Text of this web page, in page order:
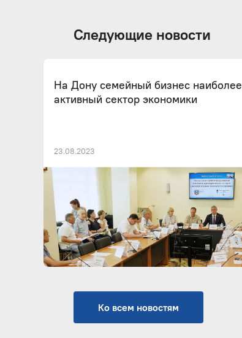
Следующие новости
На Дону семейный бизнес наиболее
активный сектор экономики
23.08.2023
Ко всем новостям